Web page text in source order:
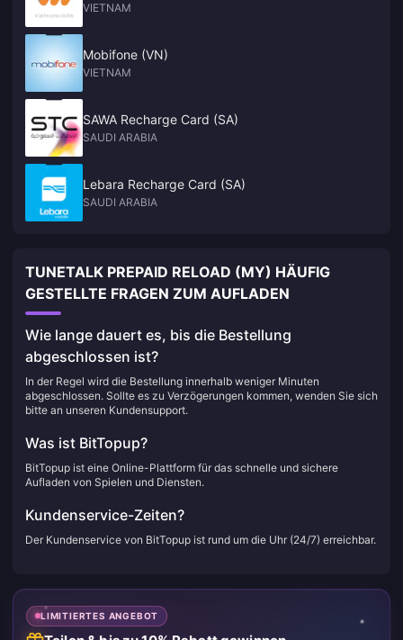
VIETNAM
Mobifone (VN)
VIETNAM
SAWA Recharge Card (SA)
SAUDI ARABIA
Lebara Recharge Card (SA)
SAUDI ARABIA
TUNETALK PREPAID RELOAD (MY) HÄUFIG
GESTELLTE FRAGEN ZUM AUFLADEN
Wie lange dauert es, bis die Bestellung
abgeschlossen ist?
In der Regel wird die Bestellung innerhalb weniger Minuten
abgeschlossen. Sollte es zu Verzögerungen kommen, wenden Sie sich
bitte an unseren Kundensupport.
Was ist BitTopup?
BitTopup ist eine Online-Plattform für das schnelle und sichere
Aufladen von Spielen und Diensten.
Kundenservice-Zeiten?
Der Kundenservice von BitTopup ist rund um die Uhr (24/7) erreichbar.
LIMITIERTES ANGEBOT